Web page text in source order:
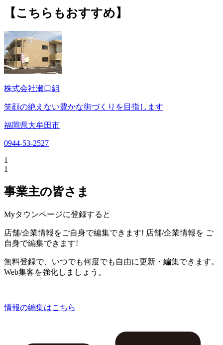
【こちらもおすすめ】
株式会社瀬口組
笑顔の絶えない豊かな街づくりを目指します
福岡県大牟田市
0944-53-2527
1
1
事業主の皆さま
Myタウンページに登録すると
店舗/企業情報をご自身で編集できます! 店舗/企業情報を ご
自身で編集できます!
無料登録で、いつでも何度でも自由に更新・編集できます。
Web集客を強化しましょう。
情報の編集はこちら